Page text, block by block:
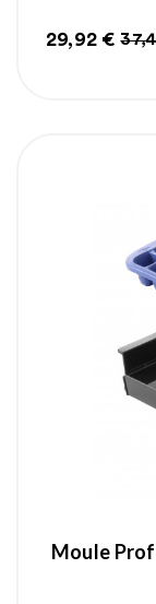
Prix
29,92 €
Prix
Moule